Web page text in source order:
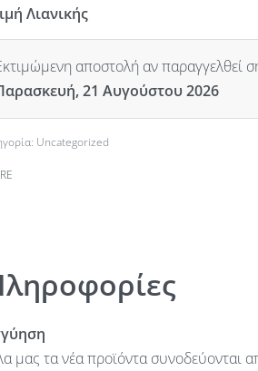
Λιανικής
αποστολή αν παραγγελθεί
21 Αυγούστου 2026
Uncategorized
μας τα νέα προϊόντα συνοδεύονται